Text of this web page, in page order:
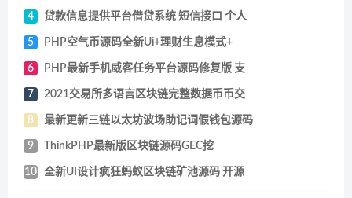
4 贷款信息提供平台借贷系统 短信接口 个人
5 PHP空气币源码全新Ui+理财生息模式+
6 PHP最新手机威客任务平台源码修复版 支
7 2021交易所多语言区块链完整数据币币交
8 最新更新三链以太坊波场助记词假钱包源码
9 ThinkPHP最新版区块链源码GEC挖
10 全新UI设计疯狂蚂蚁区块链矿池源码 开源